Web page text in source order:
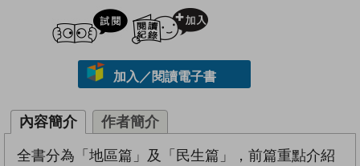
試閲
加入／閱讀電子書
內容簡介 作者簡介
全書分為「地區篇」及「民生篇」，前篇重點介紹